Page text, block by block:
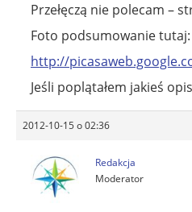
Przełęczą nie polecam –
Foto podsumowanie tutaj:
http://
Jeśli poplątałem jakieś
2012-10-15 o 02:36
Redakcja
Moderator